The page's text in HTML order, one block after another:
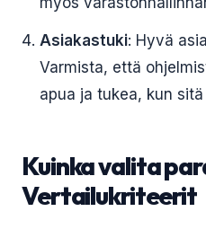
Asiakastuki: Hyvä
Varmista, että
apua ja tukea, kun
Kuinka valita
Vertailukriteerit